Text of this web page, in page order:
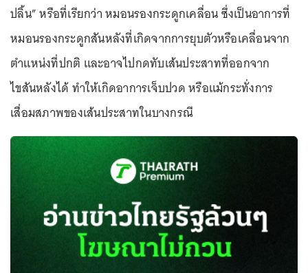
ปลิ้น” หรือที่เรียกว่า หมอนรองกระดูกเคลื่อน ซึ่งเป็นอาการที่
หมอนรองกระดูกสันหลังที่เกิดจากการยุบตัวหรือเคลื่อนจาก
ตำแหน่งที่ปกติ และอาจไปกดทับเส้นประสาทที่ออกจาก
ไขสันหลังได้ ทำให้เกิดอาการเจ็บปวด หรือแม้กระทั่งการ
เสื่อมสภาพของเส้นประสาทในบางกรณี